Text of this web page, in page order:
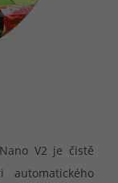
V2 je čistě
automatického